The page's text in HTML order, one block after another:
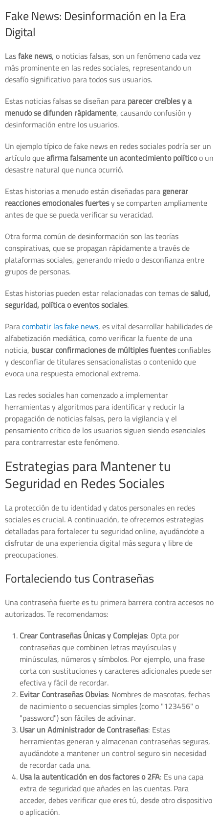
Fake News: Desinformación en la Era
Digital
Lasfake news, o noticias falsas, son un fenómeno cada vez
más prominente en las redes sociales, representando un
desafío significativo para todos sus usuarios.
Estas noticias falsas se diseñan paraparecer creíbles y a
menudo se difunden rápidamente, causando confusión y
desinformación entre los usuarios.
Un ejemplo típico de fake news en redes sociales podría ser un
artículo queafirma falsamente un acontecimiento políticoo un
desastre natural que nunca ocurrió.
Estas historias a menudo están diseñadas paragenerar
reacciones emocionales fuertesy se comparten ampliamente
antes de que se pueda verificar su veracidad.
Otra forma común de desinformación son las teorías
conspirativas, que se propagan rápidamente a través de
plataformas sociales, generando miedo o desconfianza entre
grupos de personas.
Estas historias pueden estar relacionadas con temas desalud,
seguridad, política o eventos sociales.
Paracombatir las fake news, es vital desarrollar habilidades de
alfabetización mediática, como verificar la fuente de una
noticia, buscar confirmaciones de múltiples fuentesconfiables
y desconfiar de titulares sensacionalistas o contenido que
evoca una respuesta emocional extrema.
Las redes sociales han comenzado a implementar
herramientas y algoritmos para identificar y reducir la
propagación de noticias falsas, pero la vigilancia y el
pensamiento crítico de los usuarios siguen siendo esenciales
para contrarrestar este fenómeno.
Estrategias para Mantener tu
Seguridad en Redes Sociales
La protección de tu identidad y datos personales en redes
sociales es crucial. A continuación, te ofrecemos estrategias
detalladas para fortalecer tu seguridad online, ayudándote a
disfrutar de una experiencia digital más segura y libre de
preocupaciones.
Fortaleciendo tus Contraseñas
Una contraseña fuerte es tu primera barrera contra accesos no
autorizados. Te recomendamos:
Crear Contraseñas Únicas y Complejas: Opta por
contraseñas que combinen letras mayúsculas y
minúsculas, números y símbolos. Por ejemplo, una frase
corta con sustituciones y caracteres adicionales puede ser
efectiva y fácil de recordar.
Evitar Contraseñas Obvias: Nombres de mascotas, fechas
de nacimiento o secuencias simples (como "123456" o
"password") son fáciles de adivinar.
Usar un Administrador de Contraseñas: Estas
herramientas generan y almacenan contraseñas seguras,
ayudándote a mantener un control seguro sin necesidad
de recordar cada una.
Usa la autenticación en dos factores o 2FA: Es una capa
extra de seguridad que añades en las cuentas. Para
acceder, debes verificar que eres tú, desde otro dispositivo
o aplicación.